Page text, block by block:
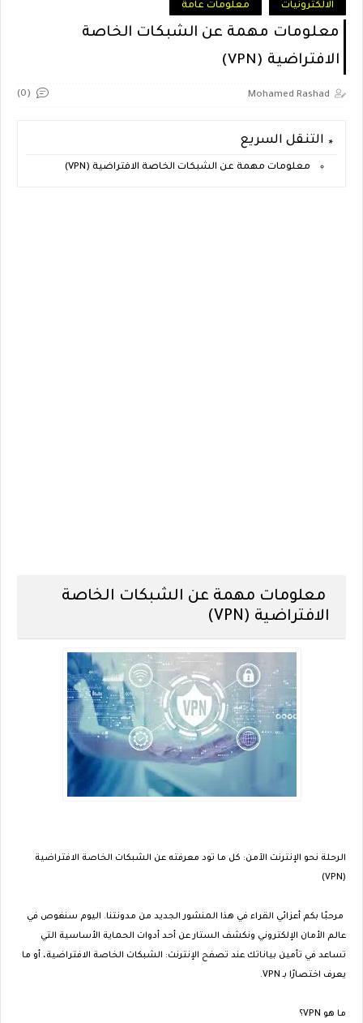
الالكترونيات معلومات عامة
معلومات مهمة عن الشبكات الخاصة
الافتراضية (VPN)
Mohamed Rashad
(0)
التنقل السريع
معلومات مهمة عن الشبكات الخاصة الافتراضية (VPN)
معلومات مهمة عن الشبكات الخاصة
الافتراضية (VPN)
الرحلة نحو الإنترنت الآمن: كل ما تود معرفته عن الشبكات الخاصة الافتراضية
مرحبًا بكم أعزائي القراء في هذا المنشور الجديد من مدونتنا. اليوم سنغوص في
عالم الأمان الإلكتروني ونكشف الستار عن أحد أدوات الحماية الأساسية التي
تساعد في تأمين بياناتك عند تصفح الإنترنت: الشبكات الخاصة الافتراضية، أو ما
يعرف اختصارًا بـ VPN.
ما هو VPN؟